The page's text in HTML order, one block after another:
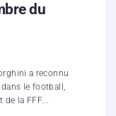
du
a reconnu
le football,
de la FFF...